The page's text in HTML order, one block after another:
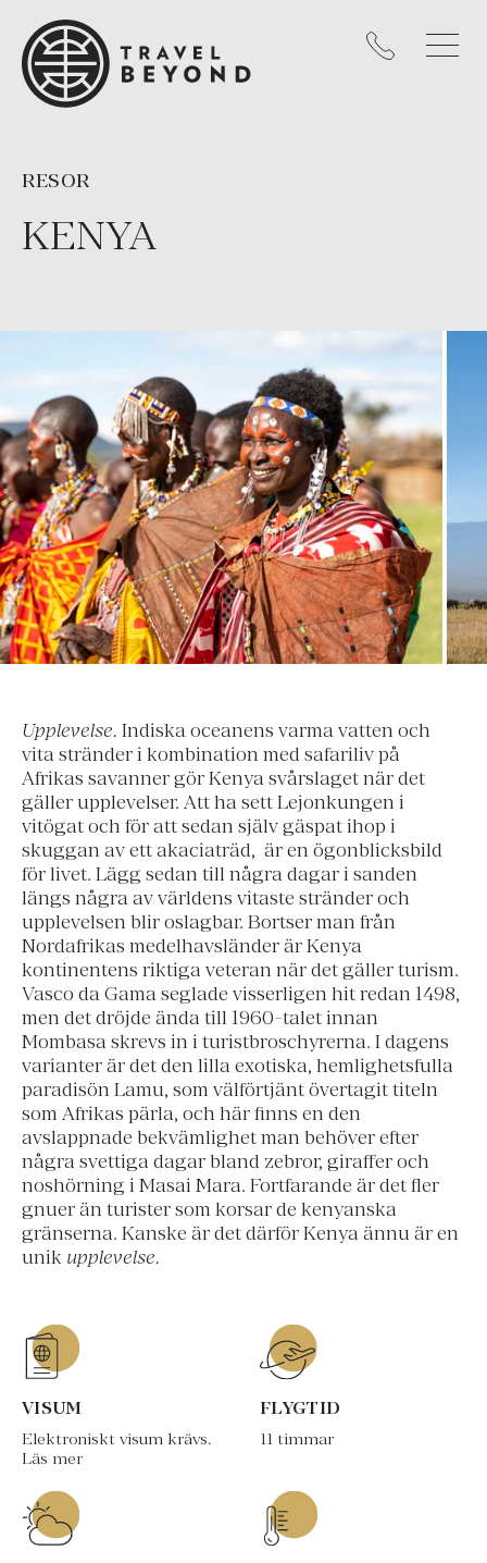
KENYA
RESOR
Upplevelse. Indiska oceanens varma vatten och
vita stränder i kombination med safariliv på
Afrikas savanner gör Kenya svårslaget när det
gäller upplevelser. Att ha sett Lejonkungen i
vitögat och för att sedan själv gäspat ihop i
skuggan av ett akaciaträd, är en ögonblicksbild
för livet. Lägg sedan till några dagar i sanden
längs några av världens vitaste stränder och
upplevelsen blir oslagbar. Bortser man från
Nordafrikas medelhavsländer är Kenya
kontinentens riktiga veteran när det gäller turism.
Vasco da Gama seglade visserligen hit redan 1498,
men det dröjde ända till 1960-talet innan
Mombasa skrevs in i turistbroschyrerna. I dagens
varianter är det den lilla exotiska, hemlighetsfulla
paradisön Lamu, som välförtjänt övertagit titeln
som Afrikas pärla, och här finns en den
avslappnade bekvämlighet man behöver efter
några svettiga dagar bland zebror, giraffer och
noshörning i Masai Mara. Fortfarande är det fler
gnuer än turister som korsar de kenyanska
gränserna. Kanske är det därför Kenya ännu är en
unik upplevelse.
VISUM
Elektroniskt visum krävs.
Läs mer
FLYGTID
11 timmar